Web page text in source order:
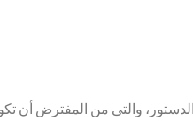
والتى من المفترض أن تكون